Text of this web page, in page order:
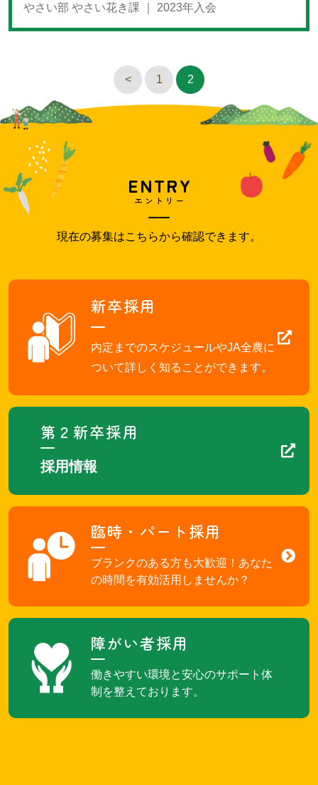
やさい部 やさい花き課 ｜ 2023年入会
< 1 2
ENTRY
エントリー
現在の募集はこちらから確認できます。
新卒採用
内定までのスケジュールやJA全農に
ついて詳しく知ることができます。
第２新卒採用
採用情報
臨時・パート採用
ブランクのある方も大歓迎！あなた
の時間を有効活用しませんか？
障がい者採用
働きやすい環境と安心のサポート体
制を整えております。